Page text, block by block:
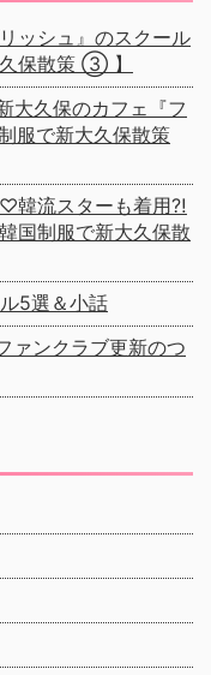
ッシュ』のスクール
保散策 ③ 】
大久保のカフェ『フ
服で新大久保散策
韓流スターも着用⁈
国制服で新大久保散
5選＆小話
ァンクラブ更新のつ